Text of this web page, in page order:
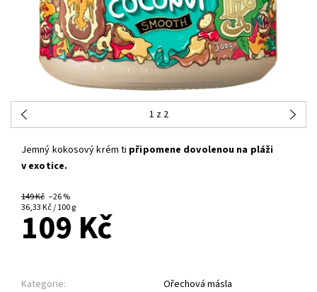
1 z 2
Jemný kokosový krém ti připomene dovolenou na pláži
v exotice.
149 Kč –26 %
36,33 Kč / 100 g
109 Kč
Kategorie: Ořechová másla